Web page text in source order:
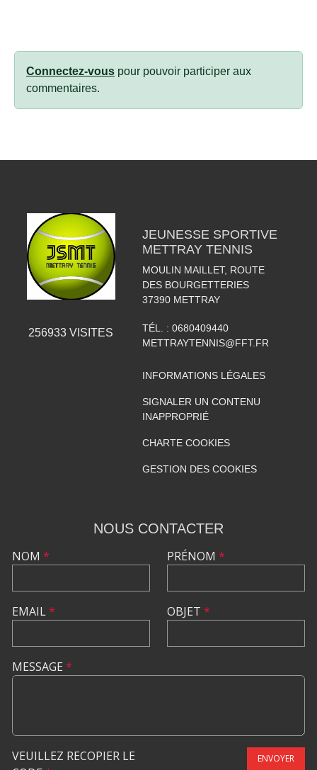
Connectez-vous pour pouvoir participer aux
commentaires.
256933 VISITES
JEUNESSE SPORTIVE
METTRAY TENNIS
MOULIN MAILLET, ROUTE
DES BOURGETTERIES
37390 METTRAY
TÉL. : 0680409440
METTRAYTENNIS@FFT.FR
INFORMATIONS LÉGALES
SIGNALER UN CONTENU
INAPPROPRIÉ
CHARTE COOKIES
GESTION DES COOKIES
NOUS CONTACTER
NOM *
EMAIL*
PRÉNOM *
OBJET *
MESSAGE *
VEUILLEZ RECOPIER LE
ENVOYER